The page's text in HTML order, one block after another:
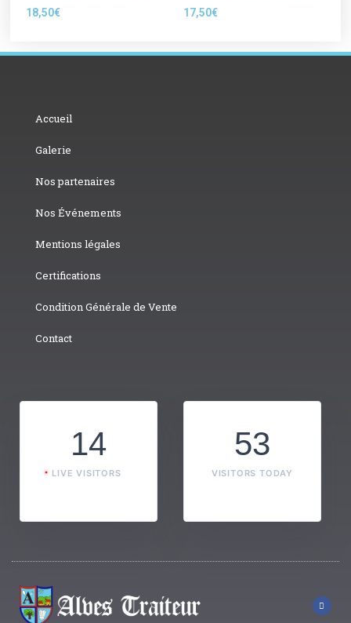
18,50€ 17,50€
Accueil
Galerie
Nos partenaires
Nos Événements
Mentions légales
Certifications
Condition Générale de Vente
Contact
14
LIVE VISITORS
53
VISITORS TODAY